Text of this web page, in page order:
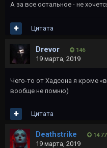
А за все остальное - не
Цитата
Drevor 146
19 марта, 2019
Чего-то от Хадсона я кроме
вообще не помню)
Цитата
Deathstrike 14
19 марта, 2019